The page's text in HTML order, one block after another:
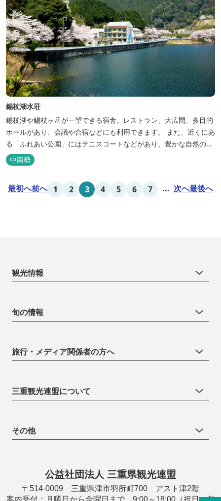
錫杖湖水荘
錫杖湖や錫杖ヶ岳が一望できる宿舎。レストラン、大広間、多目的
ホールがあり、会議や合宿などにも利用できます。 また、近くにあ
る「ふれあい公園」にはテニスコートなどがあり、豊かな自然の中
でのびのびと楽しむことができます。
中南勢
最初へ前へ 1 2 3 4 5 6 7 ... 次へ最後へ
観光情報
旬の情報
旅行・メディア関係者の方へ
三重観光連盟について
その他
公益社団法人 三重県観光連盟
〒514-0009 三重県津市羽所町700 アスト津2階
案内受付：月曜日から金曜日まで 9:00～18:00（祝日・年